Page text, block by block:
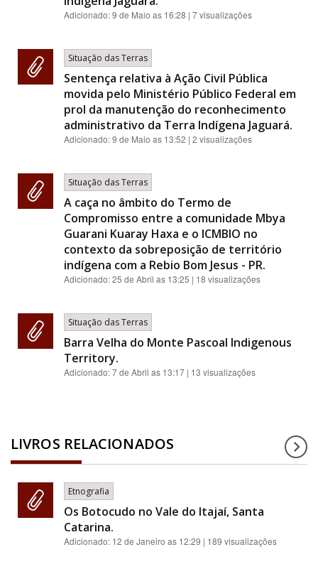
Adicionado:9 de Maio as 16:28 | 7 visualizações
Situação das Terras
Sentença relativa à Ação Civil Pública
movida pelo Ministério Público Federal em
prol da manutenção do reconhecimento
administrativo da Terra Indígena Jaguará.
Adicionado:9 de Maio as 13:52 | 2 visualizações
Situação das Terras
A caça no âmbito do Termo de
Compromisso entre a comunidade Mbya
Guarani Kuaray Haxa e o ICMBIO no
contexto da sobreposição de território
indígena com a Rebio Bom Jesus - PR.
Adicionado:25 de Abril as 13:25 | 18 visualizações
Situação das Terras
Barra Velha do Monte Pascoal Indigenous
Territory.
Adicionado:7 de Abril as 13:17 | 13 visualizações
LIVROS RELACIONADOS
Etnografia
Os Botocudo no Vale do Itajaí, Santa
Catarina.
Adicionado: 12 de Janeiro as 12:29 | 189 visualizações